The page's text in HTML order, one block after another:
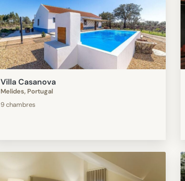
Villa Casanova
Melides, Portugal
9 chambres